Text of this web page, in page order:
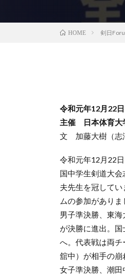
HOME 剣日
令和元年12月22
主催 日本体育大
文 加藤大樹（志
令和元年12月22
国中学生剣道大
夫先生を冠して
ムの参加がありま
男子準決勝、東
が決勝に進出。
へ。代表戦は両
舘中）が相手の崩
女子準決勝、潮